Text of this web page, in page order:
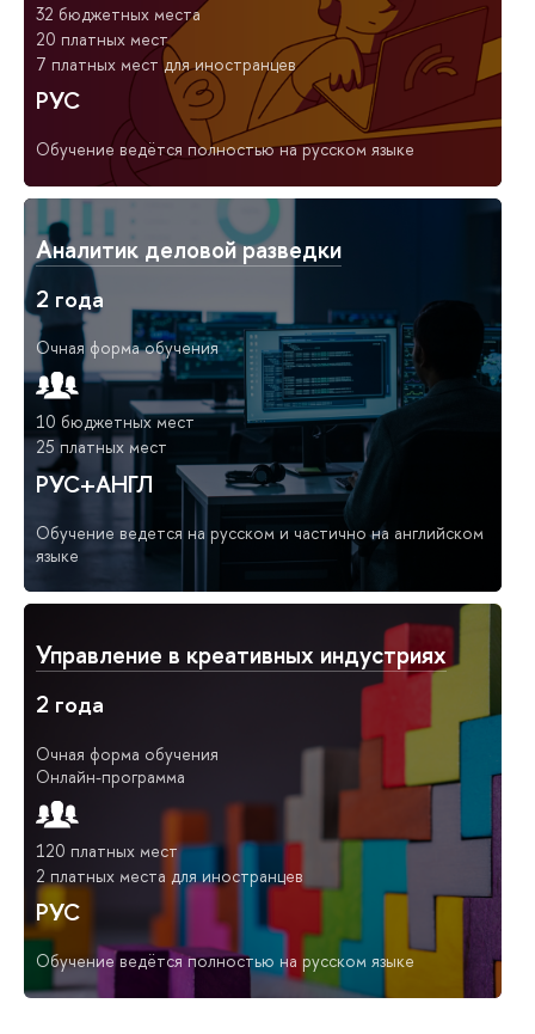
32 бюджетных места
20 платных мест
7 платных мест для иностранцев
РУС
Обучение ведётся полностью на русском языке
Аналитик деловой разведки
2 года
Очная форма обучения
10 бюджетных мест
25 платных мест
РУС+АНГЛ
Обучение ведется на русском и частично на английском
языке
Управление в креативных индустриях
2 года
Очная форма обучения
Онлайн-программа
120 платных мест
2 платных места для иностранцев
РУС
Обучение ведётся полностью на русском языке